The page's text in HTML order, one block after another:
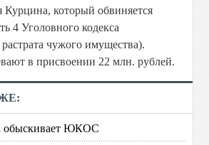
Курцина, который обвиняется
4 Уголовного кодекса
чужого имущества).
в присвоении 22 млн. рублей.
обыскивает ЮКОС